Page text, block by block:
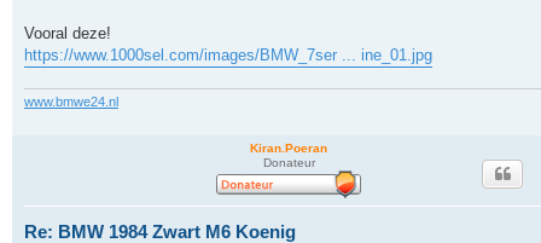
h
t
Vooral deze!
https://www.1000sel.com/images/BMW_7ser ... ine_01.jpg
www.bmwe24.nl
Kiran.Poeran
Donateur
Re: BMW 1984 Zwart M6 Koenig